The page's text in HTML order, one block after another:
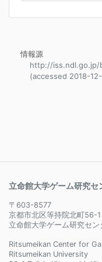
情報源
http://iss.ndl.go.jp/
(accessed 2018-
立命館大学ゲーム研究セ
〒603-8577
京都市北区等持院北町56-1
立命館大学ゲーム研究セン
Ritsumeikan Center for
Ritsumeikan University